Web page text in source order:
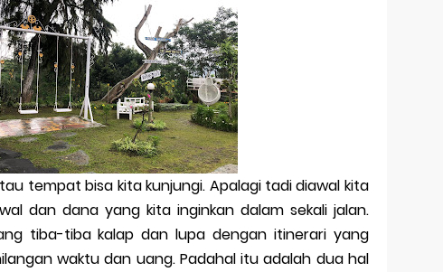
tempat bisa kita kunjungi. Apalagi tadi diawal kita
dan dana yang kita inginkan dalam sekali jalan.
tiba-tiba kalap dan lupa dengan itinerari yang
waktu dan uang. Padahal itu adalah dua hal